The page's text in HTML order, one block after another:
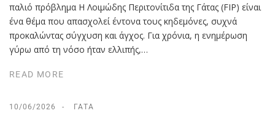
παλιό πρόβλημα Η Λοιμώδης Περιτονίτιδα της Γάτας (FIP) είναι
ένα θέμα που απασχολεί έντονα τους κηδεμόνες, συχνά
προκαλώντας σύγχυση και άγχος. Για χρόνια, η ενημέρωση
γύρω από τη νόσο ήταν ελλιπής,…
READ MORE
10/06/2026 ΓΆΤΑ